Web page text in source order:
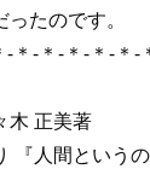
たのです。
-＊-＊-＊-＊-
木 正美著
人間という